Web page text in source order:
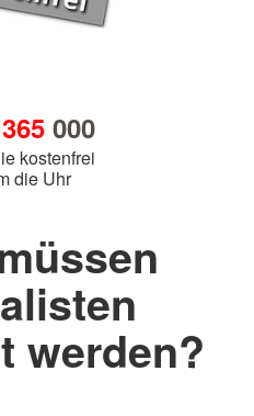
365000
kostenfrei
die Uhr
werden?